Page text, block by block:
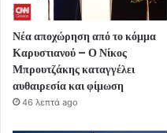
Νέα αποχώρηση από το κόμμα
Καρυστιανού – Ο Νίκος
Μπρουτζάκης καταγγέλει
αυθαιρεσία και φίμωση
46 λεπτά ago